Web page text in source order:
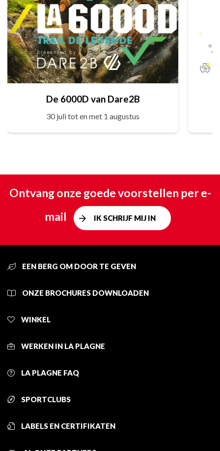
De 6000D van Dare2B
30 juli tot en met 1 augustus
Ontvang onze goede voorstellen per e-
mail
IK SCHRIJF MIJ IN
EEN BERG OM DOOR TE GEVEN
ONZE BROCHURES DOWNLOADEN
WINKEL
WERKEN IN LA PLAGNE
LA PLAGNE FAQ
SPORTCLUBS
LABELS EN CERTIFIKATEN